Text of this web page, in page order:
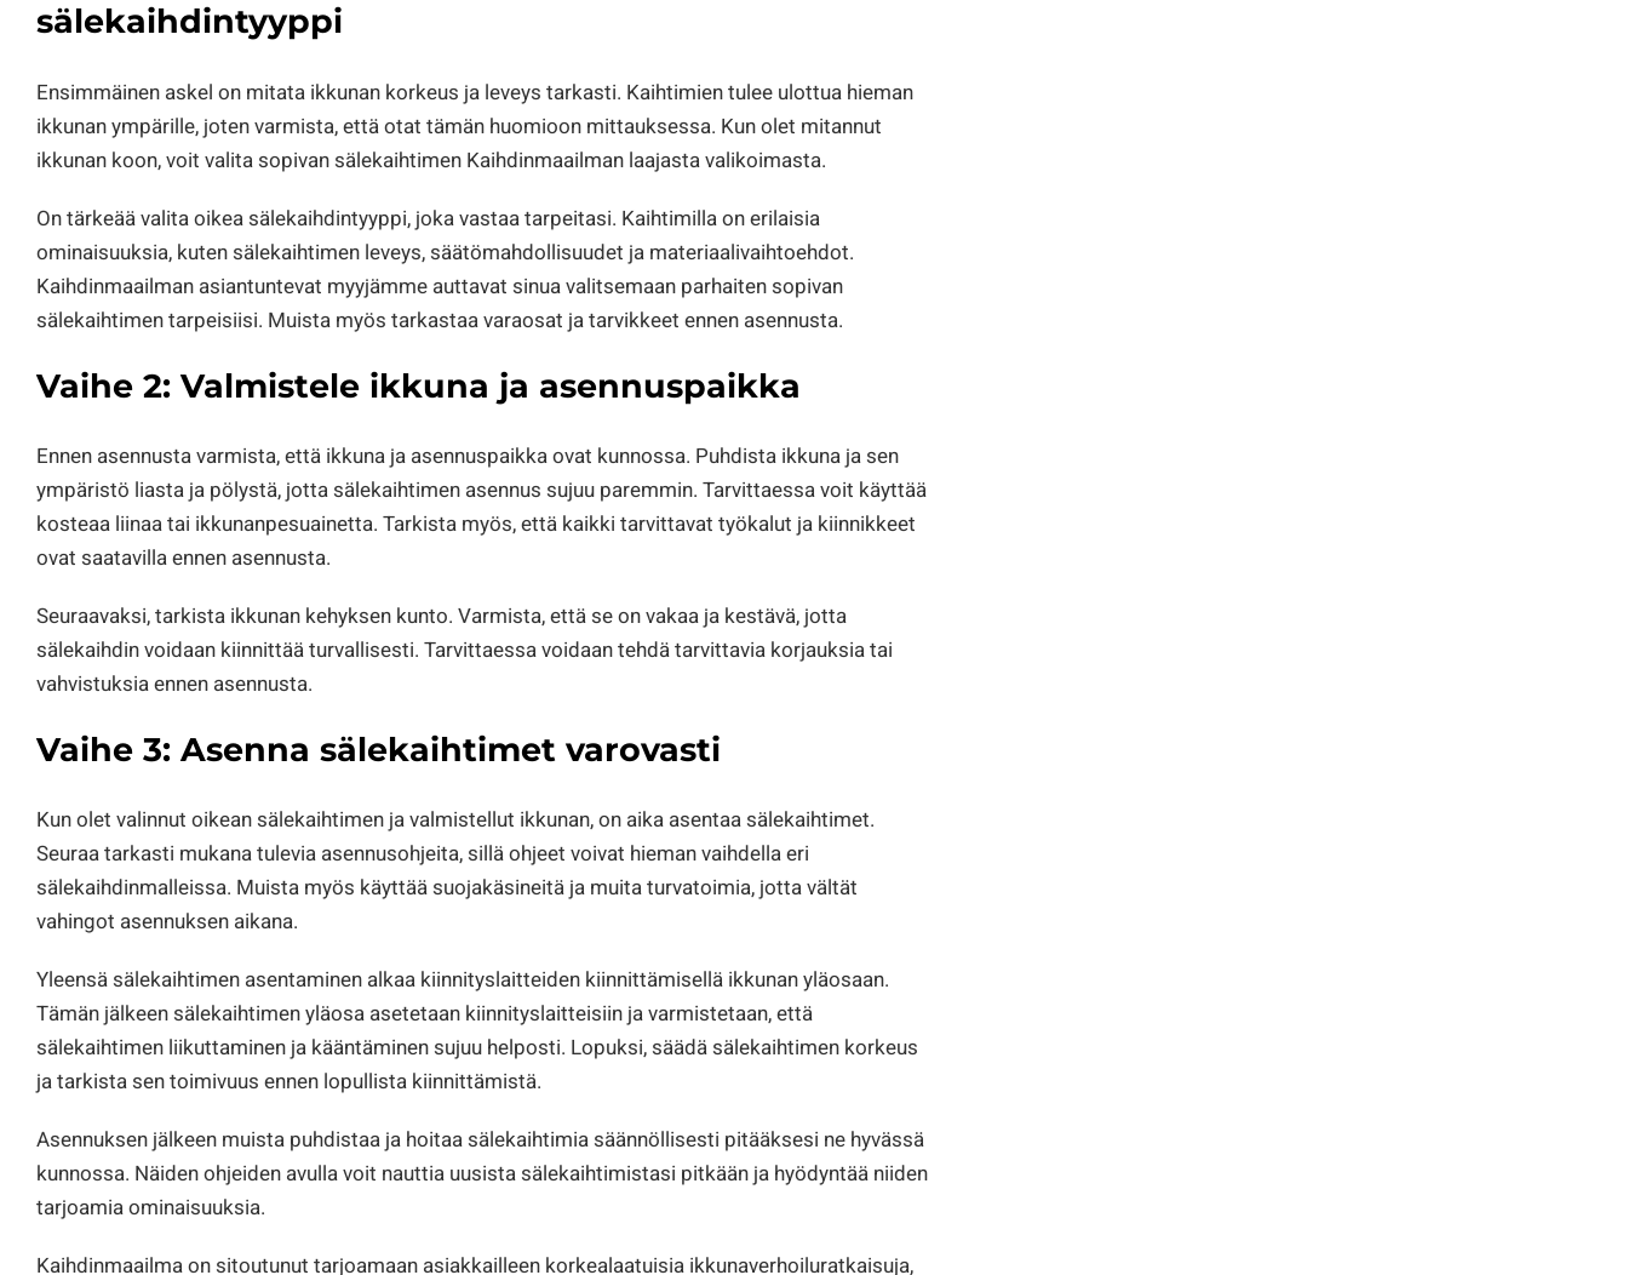
sälekaihdintyyppi
Ensimmäinen askel on mitata ikkunan korkeus ja leveys tarkasti. Kaihtimien tulee ulottua hieman
ikkunan ympärille, joten varmista, että otat tämän huomioon mittauksessa. Kun olet mitannut
ikkunan koon, voit valita sopivan sälekaihtimen Kaihdinmaailman laajasta valikoimasta.
On tärkeää valita oikea sälekaihdintyyppi, joka vastaa tarpeitasi. Kaihtimilla on erilaisia
ominaisuuksia, kuten sälekaihtimen leveys, säätömahdollisuudet ja materiaalivaihtoehdot.
Kaihdinmaailman asiantuntevat myyjämme auttavat sinua valitsemaan parhaiten sopivan
sälekaihtimen tarpeisiisi. Muista myös tarkastaa varaosat ja tarvikkeet ennen asennusta.
Vaihe 2: Valmistele ikkuna ja asennuspaikka
Ennen asennusta varmista, että ikkuna ja asennuspaikka ovat kunnossa. Puhdista ikkuna ja sen
ympäristö liasta ja pölystä, jotta sälekaihtimen asennus sujuu paremmin. Tarvittaessa voit käyttää
kosteaa liinaa tai ikkunanpesuainetta. Tarkista myös, että kaikki tarvittavat työkalut ja kiinnikkeet
ovat saatavilla ennen asennusta.
Seuraavaksi, tarkista ikkunan kehyksen kunto. Varmista, että se on vakaa ja kestävä, jotta
sälekaihdin voidaan kiinnittää turvallisesti. Tarvittaessa voidaan tehdä tarvittavia korjauksia tai
vahvistuksia ennen asennusta.
Vaihe 3: Asenna sälekaihtimet varovasti
Kun olet valinnut oikean sälekaihtimen ja valmistellut ikkunan, on aika asentaa sälekaihtimet.
Seuraa tarkasti mukana tulevia asennusohjeita, sillä ohjeet voivat hieman vaihdella eri
sälekaihdinmalleissa. Muista myös käyttää suojakäsineitä ja muita turvatoimia, jotta vältät
vahingot asennuksen aikana.
Yleensä sälekaihtimen asentaminen alkaa kiinnityslaitteiden kiinnittämisellä ikkunan yläosaan.
Tämän jälkeen sälekaihtimen yläosa asetetaan kiinnityslaitteisiin ja varmistetaan, että
sälekaihtimen liikuttaminen ja kääntäminen sujuu helposti. Lopuksi, säädä sälekaihtimen korkeus
ja tarkista sen toimivuus ennen lopullista kiinnittämistä.
Asennuksen jälkeen muista puhdistaa ja hoitaa sälekaihtimia säännöllisesti pitääksesi ne hyvässä
kunnossa. Näiden ohjeiden avulla voit nauttia uusista sälekaihtimistasi pitkään ja hyödyntää niiden
tarjoamia ominaisuuksia.
Kaihdinmaailma on sitoutunut tarjoamaan asiakkailleen korkealaatuisia ikkunaverhoiluratkaisuja,